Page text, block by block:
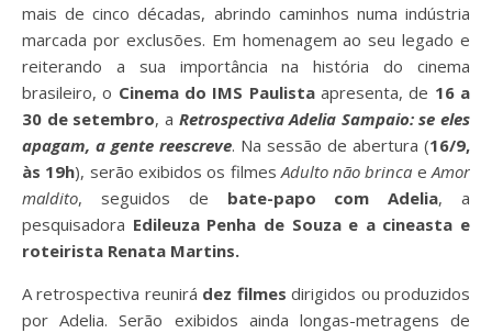
mais de cinco décadas, abrindo caminhos numa indústria
marcada por exclusões. Em homenagem ao seu legado e
reiterando a sua importância na história do cinema
brasileiro, o Cinema do IMS Paulistaapresenta, de 16 a
30 de setembro, a Retrospectiva Adelia Sampaio: se eles
apagam, a gente reescreve. Na sessão de abertura (16/9,
às 19h), serão exibidos os filmes Adulto não brinca eAmor
maldito, seguidos de bate-papo com Adelia, a
pesquisadora Edileuza Penha de Souza e a cineasta e
roteirista Renata Martins.
A retrospectiva reunirá dez filmes dirigidos ou produzidos
por Adelia. Serão exibidos ainda longas-metragens de